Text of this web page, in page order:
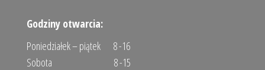
Godziny otwarcia:
Poniedziałek – piątek 8 -16
Sobota 8 -15